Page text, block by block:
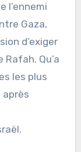
l’ennemi
Gaza,
d’exiger
Qu’a
les plus